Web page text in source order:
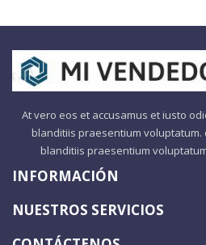
At vero eos et accusamus et iusto
blanditiis praesentium voluptatum.
blanditiis praesentium
INFORMACIÓN
NUESTROS SERVICIOS